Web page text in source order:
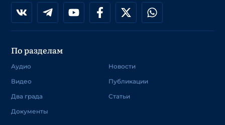
По разделам
Аудио
Видео
Два града
Документы
Новости
Публикации
Статьи